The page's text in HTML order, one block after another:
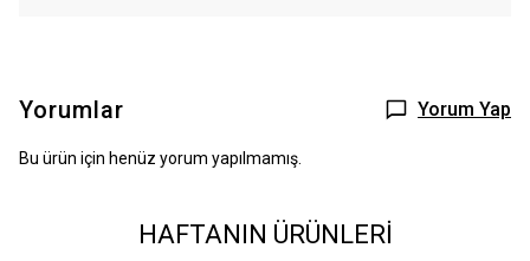
Yorumlar Yorum Yap
Bu ürün için henüz yorum yapılmamış.
HAFTANIN ÜRÜNLERİ